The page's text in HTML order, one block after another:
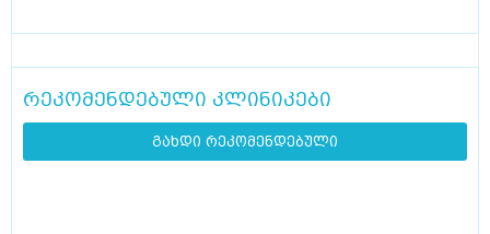
რეკომენდებული კლინიკები
გახდი რეკომენდებული